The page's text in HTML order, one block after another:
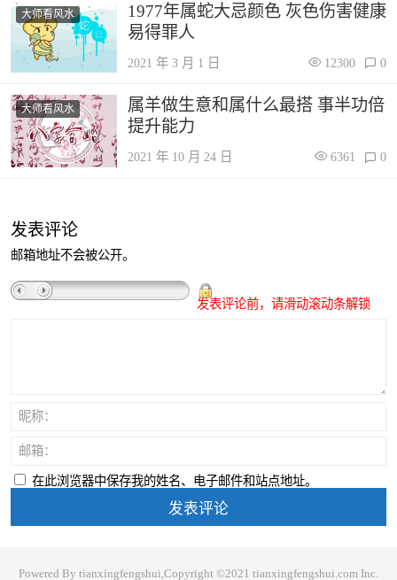
大师看风水
1977年属蛇大忌颜色 灰色伤害健康
易得罪人
2021 年 3 月 1 日 12300 0
大师看风水
属羊做生意和属什么最搭 事半功倍
提升能力
2021 年 10 月 24 日 6361 0
发表评论
邮箱地址不会被公开。
发表评论前，请滑动滚动条解锁
昵称：
邮箱：
在此浏览器中保存我的姓名、电子邮件和站点地址。
Powered By tianxingfengshui,Copyright ©2021 tianxingfengshui.com Inc.